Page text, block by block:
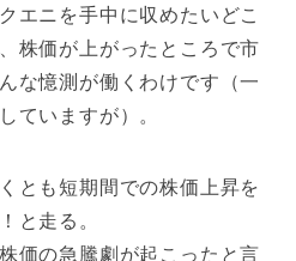
エニを手中に収めたいどこ
株価が上がったところで市
な憶測が働くわけです（一
ていますが）。
とも短期間での株価上昇を
と走る。
価の急騰劇が起こったと言